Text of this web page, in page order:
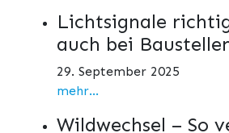
Lichtsignale
auch bei
29. September 2025
mehr...
Wildwechsel – So